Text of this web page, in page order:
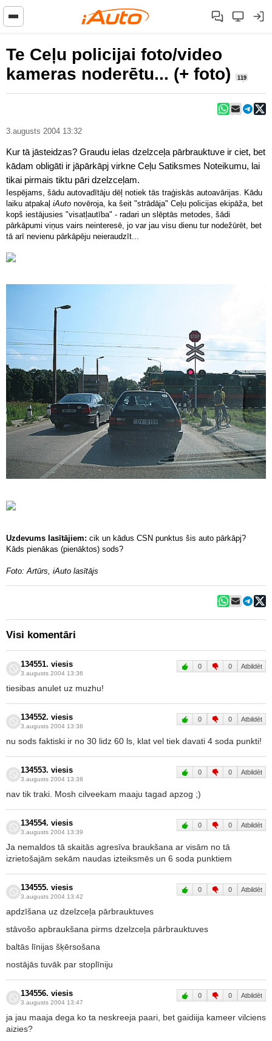
Te Ceļu policijai foto/video
kameras noderētu... (+ foto)
119
3.augusts 2004 13:32
Kur tā jāsteidzas? Graudu ielas dzelzceļa pārbrauktuve ir ciet, bet
kādam obligāti ir jāpārkāpj virkne Ceļu Satiksmes Noteikumu, lai
tikai pirmais tiktu pāri dzelzceļam.
Iespējams, šādu autovadītāju dēļ notiek tās traģiskās autoavārijas. Kādu
laiku atpakaļ iAuto novēroja, ka šeit "strādāja" Ceļu policijas ekipāža, bet
kopš iestājusies "visatļautība" - radari un slēptās metodes, šādi
pārkāpumi viņus vairs neinteresē, jo var jau visu dienu tur nodežūrēt, bet
tā arī nevienu pārkāpēju neieraudzīt...
Uzdevums lasītājiem: cik un kādus CSN punktus šis auto pārkāpj?
Kāds pienākas (pienāktos) sods?
Foto: Artūrs, iAuto lasītājs
Visi komentāri
134551. viesis
3.augusts 2004 13:36
0 0 Atbildēt
tiesibas anulet uz muzhu!
134552. viesis
3.augusts 2004 13:38
0 0 Atbildēt
nu sods faktiski ir no 30 lidz 60 ls, klat vel tiek davati 4 soda punkti!
134553. viesis
3.augusts 2004 13:38
0 0 Atbildēt
nav tik traki. Mosh cilveekam maaju tagad apzog ;)
134554. viesis
3.augusts 2004 13:39
0 0 Atbildēt
Ja nemaldos tā skaitās agresīva braukšana ar visām no tā
izrietošajām sekām naudas izteiksmēs un 6 soda punktiem
134555. viesis
3.augusts 2004 13:42
0 0 Atbildēt
apdzīšana uz dzelzceļa pārbrauktuves
stāvošo apbraukšana pirms dzelzceļa pārbrauktuves
baltās līnijas šķērsošana
nostājās tuvāk par stoplīniju
134556. viesis
3.augusts 2004 13:47
0 0 Atbildēt
ja jau maaja dega ko ta neskreeja paari, bet gaidiija kameer vilciens
aizies?